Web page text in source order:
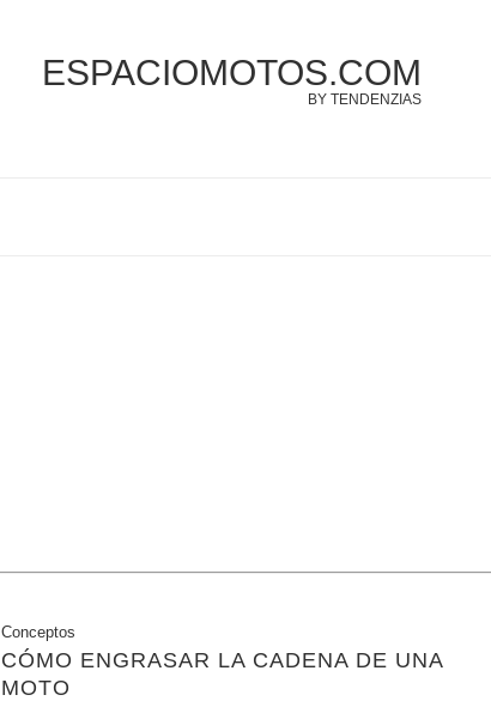
ESPACIOMOTOS.COM
BY TENDENZIAS
Conceptos
CÓMO ENGRASAR LA CADENA DE UNA
MOTO